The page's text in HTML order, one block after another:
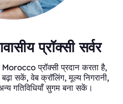
प्रॉक्सी सर्वर
प्रॉक्सी प्रदान करता है,
सकें, वेब क्रॉलिंग, मूल्य निगरानी,
गतिविधियाँ सुगम बना सकें।